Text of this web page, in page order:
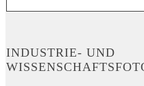
INDUSTRIE- UND